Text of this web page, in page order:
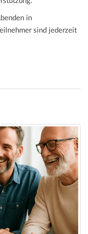
in
sind jederzeit